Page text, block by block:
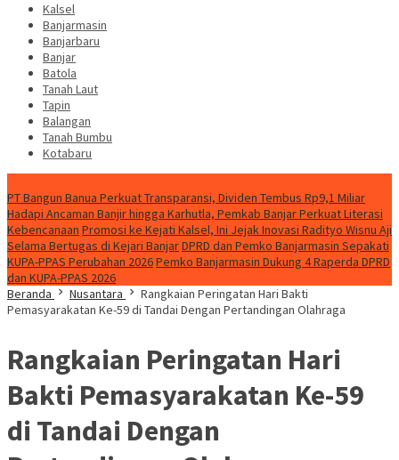
Kalsel
Banjarmasin
Banjarbaru
Banjar
Batola
Tanah Laut
Tapin
Balangan
Tanah Bumbu
Kotabaru
PT Bangun Banua Perkuat Transparansi, Dividen Tembus Rp9,1 Miliar
Hadapi Ancaman Banjir hingga Karhutla, Pemkab Banjar Perkuat Literasi
Kebencanaan Promosi ke Kejati Kalsel, Ini Jejak Inovasi Radityo Wisnu Aji
Selama Bertugas di Kejari BanjarDPRD dan Pemko Banjarmasin Sepakati
KUPA-PPAS Perubahan 2026Pemko Banjarmasin Dukung 4 Raperda DPRD
dan KUPA-PPAS 2026
Beranda
Nusantara
Rangkaian Peringatan Hari Bakti
Pemasyarakatan Ke-59 di Tandai Dengan Pertandingan Olahraga
Rangkaian Peringatan Hari
Bakti Pemasyarakatan Ke-59
di Tandai Dengan